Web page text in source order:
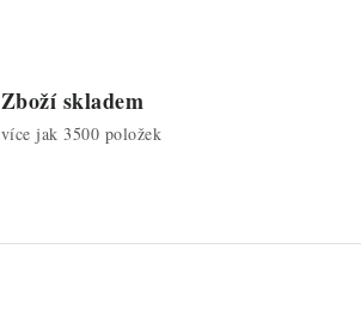
Zboží skladem
více jak 3500 položek